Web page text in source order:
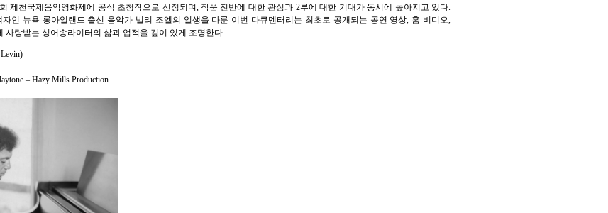
제천국제음악영화제에 공식 초청작으로 선정되며, 작품 전반에 대한 관심과 2부에 대한 기대가 동시에 높아지고 있다.
인 뉴욕 롱아일랜드 출신 음악가 빌리 조엘의 일생을 다룬 이번 다큐멘터리는 최초로 공개되는 공연 영상, 홈 비디오,
랑받는 싱어송라이터의 삶과 업적을 깊이 있게 조명한다.
– Hazy Mills Production